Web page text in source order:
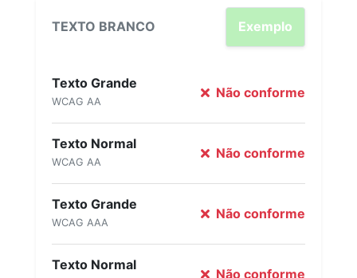
TEXTO BRANCO Exemplo
Texto Grande
WCAG AA
Não conforme
Texto Normal
WCAG AA
Não conforme
Texto Grande
WCAG AAA
Não conforme
Texto Normal
Não conforme